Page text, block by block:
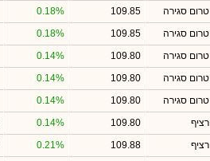
טרום סגירה 109.85
0.18%
טרום סגירה 109.85
0.18%
טרום סגירה 109.80
0.14%
טרום סגירה 109.80
0.14%
טרום סגירה 109.80
0.14%
רציף 109.80
0.14%
רציף 109.88
0.21%